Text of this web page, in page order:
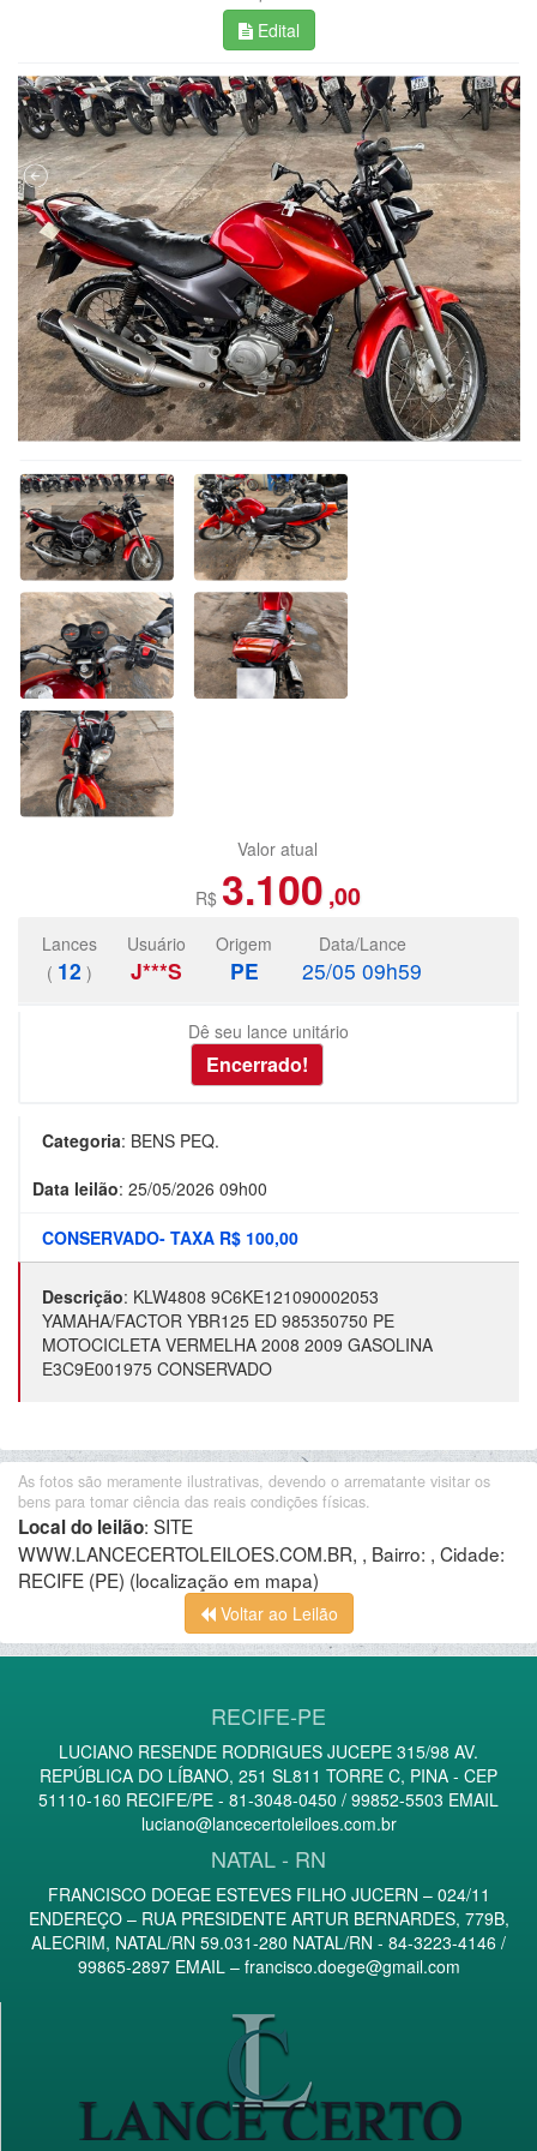
Edital
Valor atual
R$ 3.100 ,00
Lances
( 12 )
Usuário
J***S
Origem
PE
Data/Lance
25/05 09h59
Dê seu lance unitário
Categoria: BENS PEQ.
Data leilão: 25/05/2026 09h00
CONSERVADO- TAXA R$ 100,00
Descrição: KLW4808 9C6KE121090002053
YAMAHA/FACTOR YBR125 ED 985350750 PE
MOTOCICLETA VERMELHA 2008 2009 GASOLINA
E3C9E001975 CONSERVADO
As fotos são meramente ilustrativas, devendo o arrematante visitar os
bens para tomar ciência das reais condições físicas.
Local do leilão: SITE
WWW.LANCECERTOLEILOES.COM.BR, , Bairro: , Cidade:
RECIFE (PE) (localização em mapa)
Voltar ao Leilão
RECIFE-PE
LUCIANO RESENDE RODRIGUES JUCEPE 315/98 AV.
REPÚBLICA DO LÍBANO, 251 SL811 TORRE C, PINA - CEP
51110-160 RECIFE/PE - 81-3048-0450 / 99852-5503 EMAIL
luciano@lancecertoleiloes.com.br
NATAL - RN
FRANCISCO DOEGE ESTEVES FILHO JUCERN – 024/11
ENDEREÇO – RUA PRESIDENTE ARTUR BERNARDES, 779B,
ALECRIM, NATAL/RN 59.031-280 NATAL/RN - 84-3223-4146 /
99865-2897 EMAIL – francisco.doege@gmail.com